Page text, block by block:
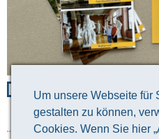
Um unsere Webseite für
gestalten zu können,
Cookies. Wenn Sie hier
Broschüre des
Altenburger Land